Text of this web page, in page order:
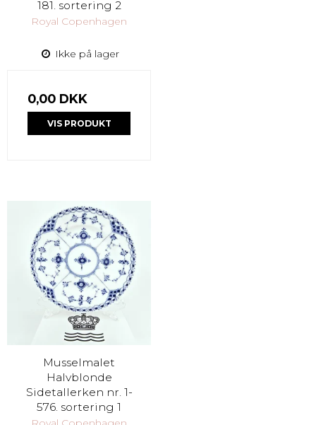
181. sortering 2
Royal Copenhagen
Ikke på lager
0,00 DKK
VIS PRODUKT
Musselmalet
Halvblonde
Sidetallerken nr. 1-
576. sortering 1